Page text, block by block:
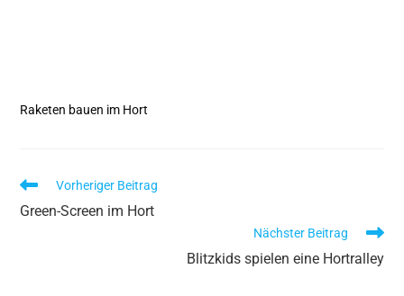
Raketen bauen im Hort
Vorheriger Beitrag
Green-Screen im Hort
Nächster Beitrag
Blitzkids spielen eine Hortralley